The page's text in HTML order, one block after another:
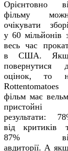
Орієнтовно
фільму
очікувати
у 60 мільйонів
весь час
в США.
повернутися
оцінок, то
Rottentomatoes
фільм має
пристойні
результати:
від критиків
87%
авдиторії. А